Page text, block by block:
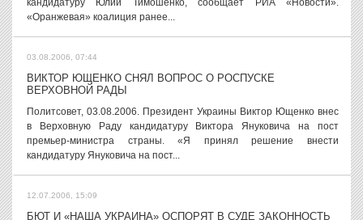
кандидатуру Юлии Тимошенко, сообщает РИА «Новости».
«Оранжевая» коалиция ранее...
03.08.2006, 07:44
ВИКТОР ЮЩЕНКО СНЯЛ ВОПРОС О РОСПУСКЕ
ВЕРХОВНОЙ РАДЫ
Политсовет, 03.08.2006. Президент Украины Виктор Ющенко внес
в Верховную Раду кандидатуру Виктора Януковича на пост
премьер-министра страны. «Я принял решение внести
кандидатуру Януковича на пост...
12.07.2006, 15:09
БЮТ И «НАША УКРАИНА» ОСПОРЯТ В СУДЕ ЗАКОННОСТЬ